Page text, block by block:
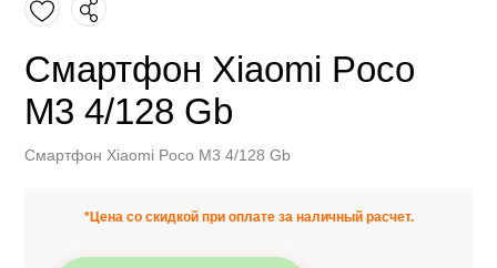
Смартфон Xiaomi Poco
M3 4/128 Gb
Смартфон Xiaomi Poco M3 4/128 Gb
*Цена со скидкой при оплате за наличный расчет.